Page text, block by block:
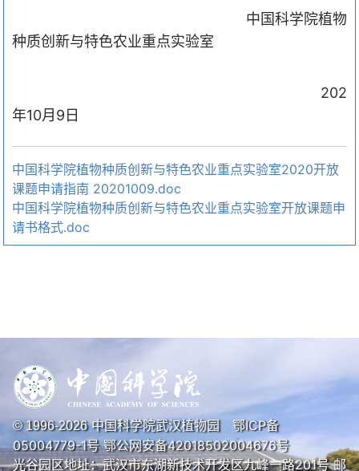
中国科学院植物
种质创新与特色农业重点实验室
2020
年10月 9日
中国科学院植物种质创新与特色农业重点实验室2020开放
课题申请指南 20201009.doc
中国科学院植物种质创新与特色农业重点实验室开放课题申
请书格式.doc
© 1996-2026中国科学院武汉植物园 鄂ICP备
05004779-1号鄂公网安备42018502004676号
光谷园区地址：武汉市东湖新技术开发区九峰一路201号 邮